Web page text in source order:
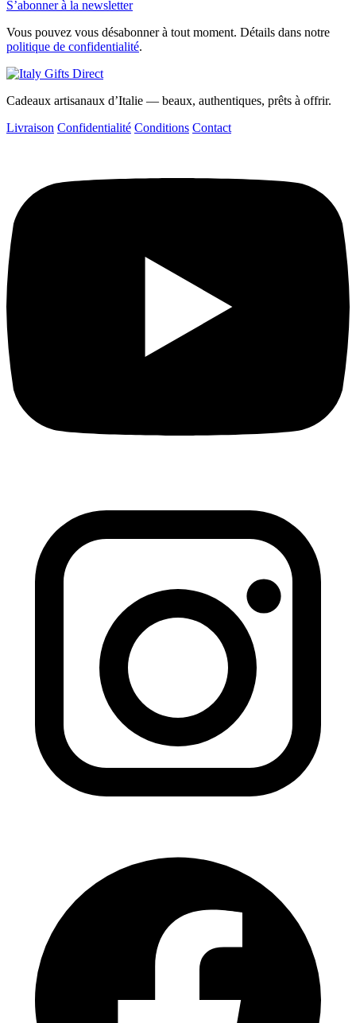
S’abonner à la newsletter
Vous pouvez vous désabonner à tout moment. Détails dans notre
politique de confidentialité.
Cadeaux artisanaux d’Italie — beaux, authentiques, prêts à offrir.
Livraison Confidentialité Conditions Contact